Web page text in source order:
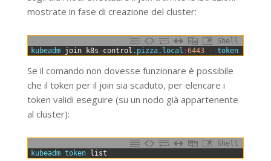
mostrate in fase di creazione del cluster:
Shell
kubeadm join k8s -control .pizza.local :6443 --token TOKEN
Se il comando non dovesse funzionare è possibile
che il token per il join sia scaduto, per elencare i
token validi eseguire (su un nodo già appartenente
al cluster):
Shell
kubeadm token list